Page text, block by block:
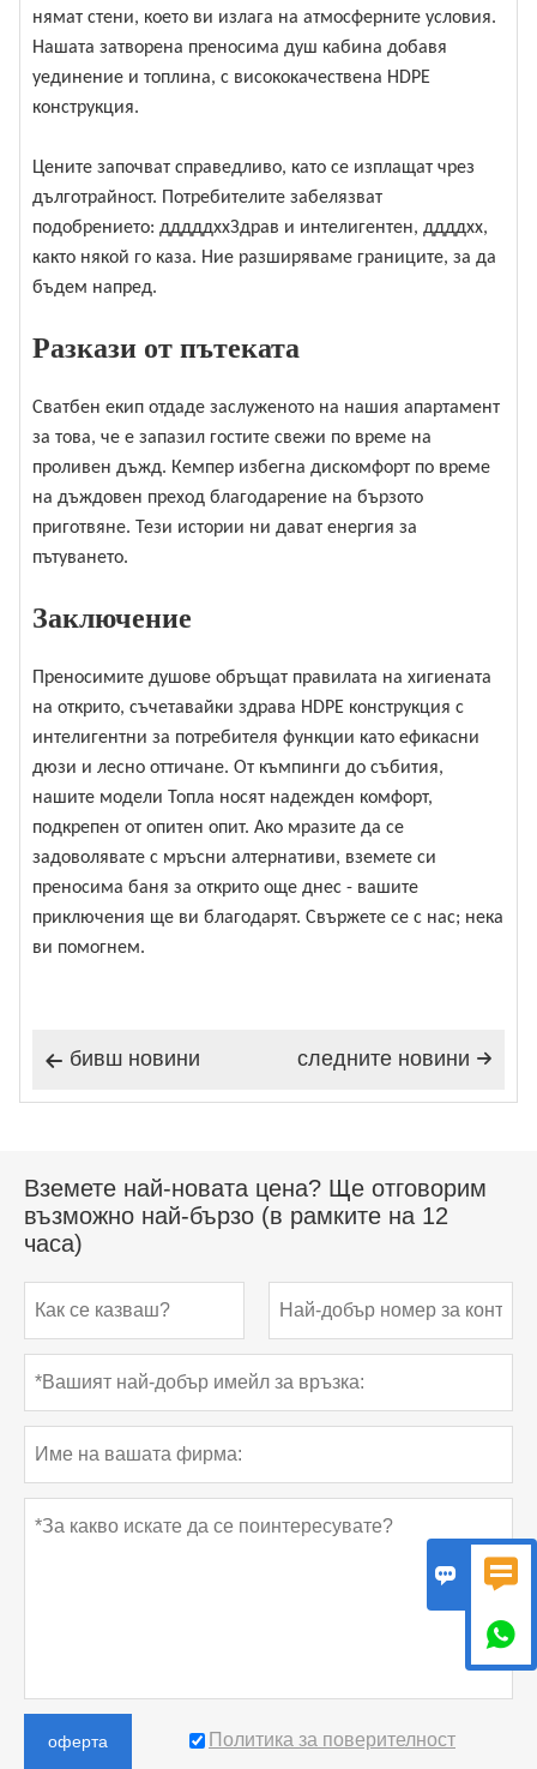
нямат стени, което ви излага на атмосферните условия.
Нашата затворена преносима душ кабина добавя
уединение и топлина, с висококачествена HDPE
конструкция.
Цените започват справедливо, като се изплащат чрез
дълготрайност. Потребителите забелязват
подобрението: дддддххЗдрав и интелигентен, ддддхх,
както някой го каза. Ние разширяваме границите, за да
бъдем напред.
Разкази от пътеката
Сватбен екип отдаде заслуженото на нашия апартамент
за това, че е запазил гостите свежи по време на
проливен дъжд. Кемпер избегна дискомфорт по време
на дъждовен преход благодарение на бързото
приготвяне. Тези истории ни дават енергия за
пътуването.
Заключение
Преносимите душове обръщат правилата на хигиената
на открито, съчетавайки здрава HDPE конструкция с
интелигентни за потребителя функции като ефикасни
дюзи и лесно оттичане. От къмпинги до събития,
нашите модели Топла носят надежден комфорт,
подкрепен от опитен опит. Ако мразите да се
задоволявате с мръсни алтернативи, вземете си
преносима баня за открито още днес - вашите
приключения ще ви благодарят. Свържете се с нас; нека
ви помогнем.
 бивш новини 
следните новини
Вземете най-новата цена? Ще отговорим
възможно най-бързо (в рамките на 12
часа)
оферта Политика за поверителност
 
